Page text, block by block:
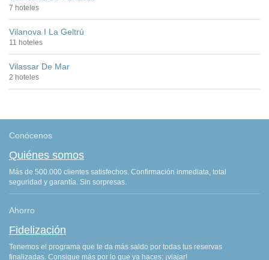
7 hoteles
Vilanova I La Geltrú
11 hoteles
Vilassar De Mar
2 hoteles
Conócenos
Quiénes somos
Más de 500.000 clientes satisfechos. Confirmación inmediata, total
seguridad y garantía. Sin sorpresas.
Ahorro
Fidelización
Tenemos el programa que te da más saldo por todas tus reservas
finalizadas. Consigue más por lo que ya haces: ¡viajar!